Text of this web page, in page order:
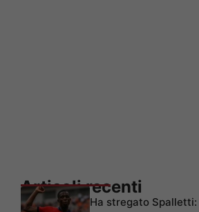
Articoli recenti
Ha stregato Spalletti: